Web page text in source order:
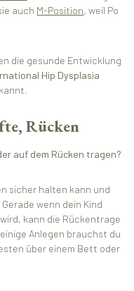
auch M-Position, weil Po
die gesunde Entwicklung
Hip Dysplasia
Rücken
auf dem Rücken tragen?
sicher halten kann und
wenn dein Kind
kann die Rückentrage
Anlegen brauchst du
über einem Bett oder